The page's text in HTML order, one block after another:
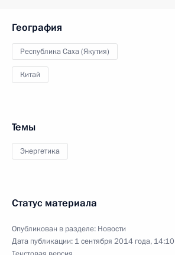
География
Республика Саха (Якутия)
Китай
Темы
Энергетика
Статус материала
Опубликован в разделе: Новости
Дата публикации: 1 сентября 2014 года, 14:10